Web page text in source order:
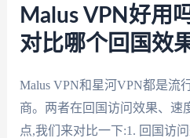
Malus VPN好用
对比哪个回国效
Malus VPN和星河VPN都是流
商。两者在回国访问效果、速
点,我们来对比一下:1. 回国访